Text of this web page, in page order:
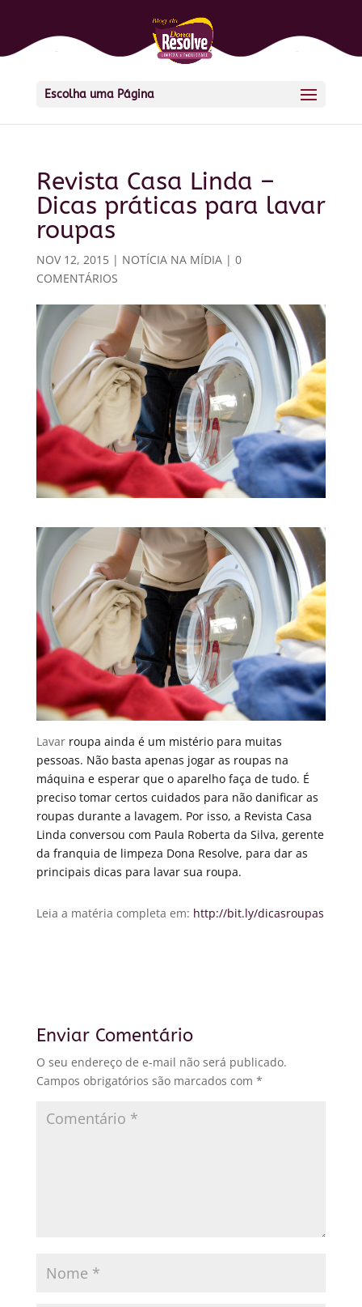
Escolha uma Página
Revista Casa Linda –
Dicas práticas para lavar
roupas
NOV 12, 2015| NOTÍCIA NA MÍDIA| 0
COMENTÁRIOS
Lavarroupa ainda é um mistério para muitas
pessoas. Não basta apenas jogar as roupas na
máquina e esperar que o aparelho faça de tudo. É
preciso tomar certos cuidados para não danificar as
roupas durante a lavagem. Por isso, a Revista Casa
Linda conversou com Paula Roberta da Silva, gerente
da franquia de limpeza Dona Resolve, para dar as
principais dicas para lavar sua roupa.
Leia a matéria completa em: http://bit.ly/dicasroupas
Enviar Comentário
O seu endereço de e-mail não será publicado.
Campos obrigatórios são marcados com *